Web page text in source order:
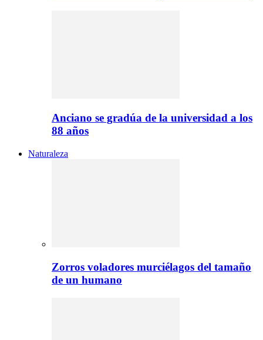
Anciano se gradúa de la universidad a los
88 años
Naturaleza
Zorros voladores murciélagos del tamaño
de un humano